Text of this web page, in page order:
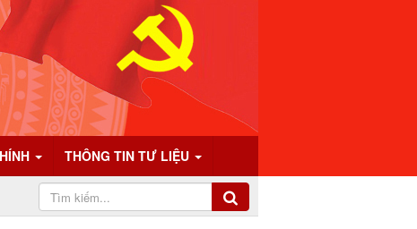
THÔNG TIN TƯ LIỆU